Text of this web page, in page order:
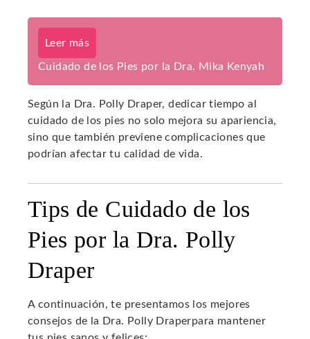
Leer más
Cuidado de los Pies por la Dra. Mika Kenyah
Según la Dra. Polly Draper, dedicar tiempo al
cuidado de los pies no solo mejora su apariencia,
sino que también previene complicaciones que
podrían afectar tu calidad de vida.
Tips de Cuidado de los
Pies por la Dra. Polly
Draper
A continuación, te presentamos los mejores
consejos de la Dra. Polly Draperpara mantener